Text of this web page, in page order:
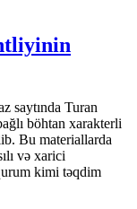
saytında Turan
böhtan xarakterli
Bu materiallarda
və xarici
kimi təqdim